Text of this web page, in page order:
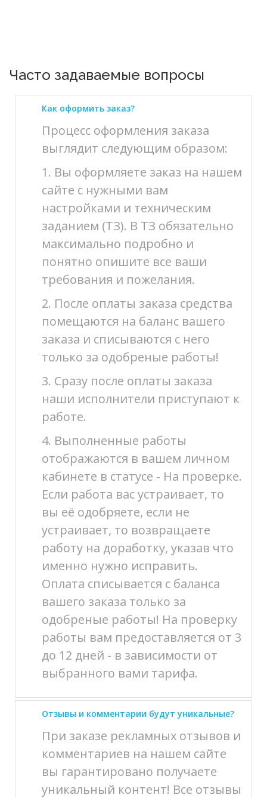
Часто задаваемые вопросы
Как оформить заказ?
Процесс оформления заказа
выглядит следующим образом:
1. Вы оформляете заказ на нашем
сайте с нужными вам
настройками и техническим
заданием (ТЗ). В ТЗ обязательно
максимально подробно и
понятно опишите все ваши
требования и пожелания.
2. После оплаты заказа средства
помещаются на баланс вашего
заказа и списываются с него
только за одобреные работы!
3. Сразу после оплаты заказа
наши исполнители приступают к
работе.
4. Выполненные работы
отображаются в вашем личном
кабинете в статусе - На проверке.
Если работа вас устраивает, то
вы её одобряете, если не
устраивает, то возвращаете
работу на доработку, указав что
именно нужно исправить.
Оплата списывается с баланса
вашего заказа только за
одобреные работы! На проверку
работы вам предоставляется от 3
до 12 дней - в зависимости от
выбранного вами тарифа.
Отзывы и комментарии будут уникальные?
При заказе рекламных отзывов и
комментариев на нашем сайте
вы гарантировано получаете
уникальный контент! Все отзывы